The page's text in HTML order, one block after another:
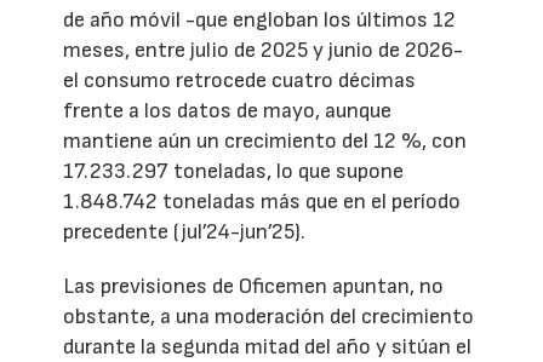
de año móvil -que engloban los últimos 12
meses, entre julio de 2025 y junio de 2026-
el consumo retrocede cuatro décimas
frente a los datos de mayo, aunque
mantiene aún un crecimiento del 12 %, con
17.233.297 toneladas, lo que supone
1.848.742 toneladas más que en el período
precedente (jul’24-jun’25).
Las previsiones de Oficemen apuntan, no
obstante, a una moderación del crecimiento
durante la segunda mitad del año y sitúan el